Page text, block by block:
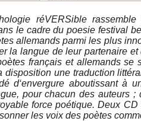
réVERSible
le cadre du poesie festival
allemands parmi les plus
la langue de leur partenaire
français et allemands se
disposition une traduction
d‘envergure aboutissant à
pour chacun des auteurs ;
force poétique. Deux
les voix des poètes